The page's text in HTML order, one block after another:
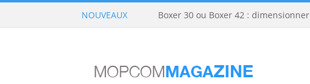
NOUVEAUX Boxer 30 ou Boxer 42 :